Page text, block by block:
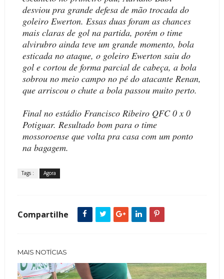
desviou pra grande defesa de mão trocada do
goleiro Ewerton. Essas duas foram as chances
mais claras de gol na partida, porém o time
alvirubro ainda teve um grande momento, bola
esticada no ataque, o goleiro Ewerton saiu do
gol e cortou de forma parcial de cabeça, a bola
sobrou no meio campo no pé do atacante Renan,
que arriscou o chute a bola passou muito perto.
Final no estádio Francisco Ribeiro QFC 0 x 0
Potiguar. Resultado bom para o time
mossoroense que volta pra casa com um ponto
na bagagem.
Tags : Agora
Compartilhe
MAIS NOTÍCIAS